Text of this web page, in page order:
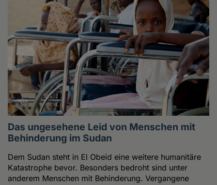
Das ungesehene Leid von Menschen mit
Behinderung im Sudan
Dem Sudan steht in El Obeid eine weitere humanitäre
Katastrophe bevor. Besonders bedroht sind unter
anderem Menschen mit Behinderung. Vergangene